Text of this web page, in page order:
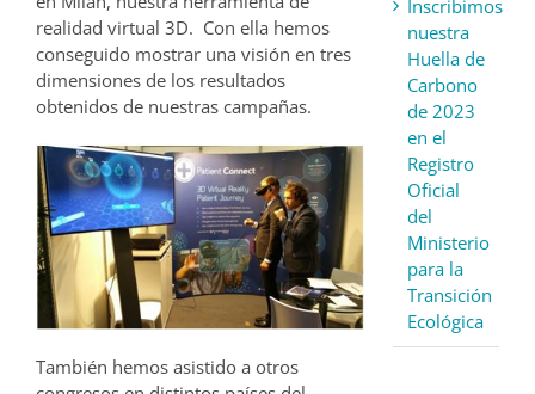
realidad virtual 3D. Con ella hemos
conseguido mostrar una visión en tres
dimensiones de los resultados
obtenidos de nuestras campañas.
También hemos asistido a otros
Inscribimos
nuestra
Huella de
Carbono
de 2023
en el
Registro
Oficial
del
Ministerio
para la
Transición
Ecológica